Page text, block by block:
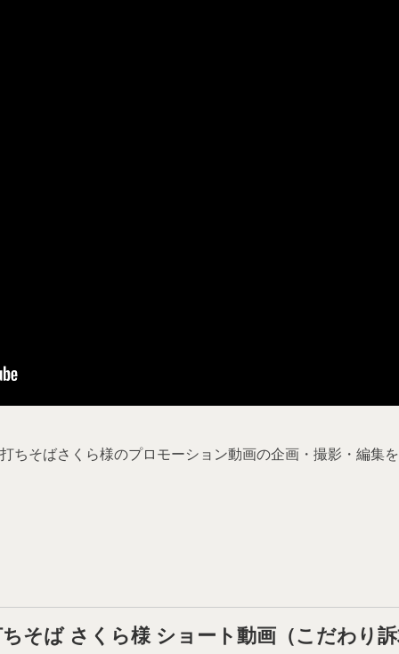
ちそばさくら様のプロモーション動画の企画・撮影・編集を
そば さくら様 ショート動画（こだわり訴